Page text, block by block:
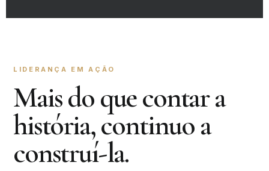
LIDERANÇA EM AÇÃO
Mais do que contar a
história, continuo a
construí-la.